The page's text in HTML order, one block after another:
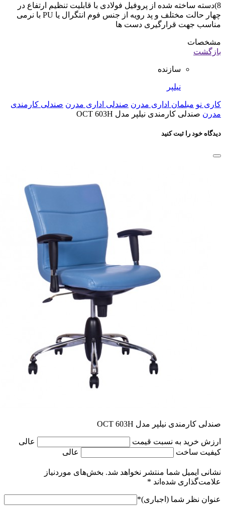
8)دسته ساخته شده از پروفیل فولادی با قابلیت تنظیم ارتفاع در
چهار حالت مختلف و پد رویه از جنس فوم انتگرال یا PU با نرمی
مناسب جهت قرارگیری دست ها
مشخصات
بازگشت
سازنده
نیلپر
کاری نو مبلمان اداری مدرن صندلی اداری مدرن صندلی کارمندی
مدرن صندلی کارمندی نیلپر مدل OCT 603H
دیدگاه خود را ثبت کنید
صندلی کارمندی نیلپر مدل OCT 603H
ارزش خرید به نسبت قیمت
عالی
کیفیت ساخت
عالی
نشانی ایمیل شما منتشر نخواهد شد. بخش‌های موردنیاز
علامت‌گذاری شده‌اند *
عنوان نظر شما (اجباری)*